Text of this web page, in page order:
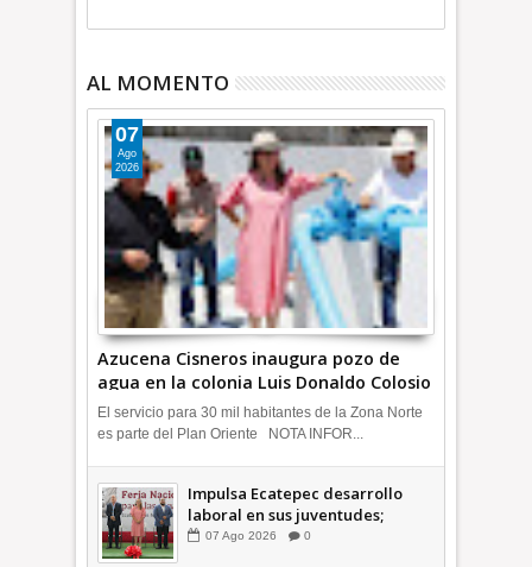
AL MOMENTO
Azucena Cisneros inaugura pozo de
agua en la colonia Luis Donaldo Colosio
+Video | INFORMATIVA
07
Ago
2026
El servicio para 30 mil habitantes de la Zona Norte
es parte del Plan Oriente NOTA INFOR...
Impulsa Ecatepec desarrollo
laboral en sus juventudes;
inauguran Feria de Empleo y
07 Ago 2026 0